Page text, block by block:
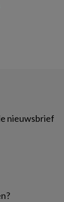
nieuwsbrief
?